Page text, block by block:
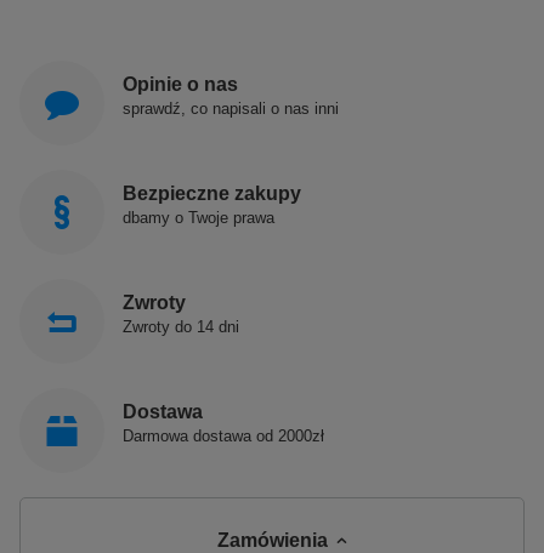
Opinie o nas
sprawdź, co napisali o nas inni
Bezpieczne zakupy
dbamy o Twoje prawa
Zwroty
Zwroty do 14 dni
Dostawa
Darmowa dostawa od 2000zł
Zamówienia